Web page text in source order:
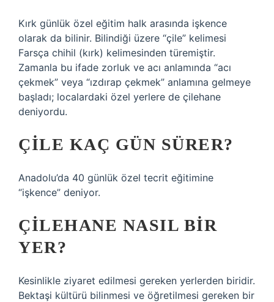
Kırk günlük özel eğitim halk arasında işkence
olarak da bilinir. Bilindiği üzere “çile” kelimesi
Farsça chihil (kırk) kelimesinden türemiştir.
Zamanla bu ifade zorluk ve acı anlamında “acı
çekmek” veya “ızdırap çekmek” anlamına gelmeye
başladı; localardaki özel yerlere de çilehane
deniyordu.
ÇILE KAÇ GÜN SÜRER?
Anadolu’da 40 günlük özel tecrit eğitimine
“işkence” deniyor.
ÇILEHANE NASIL BIR
YER?
Kesinlikle ziyaret edilmesi gereken yerlerden biridir.
Bektaşi kültürü bilinmesi ve öğretilmesi gereken bir